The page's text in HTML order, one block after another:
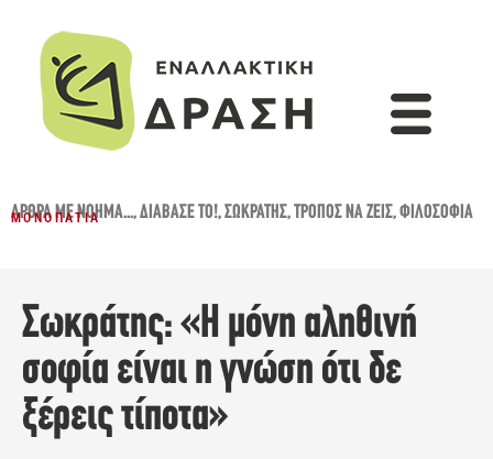
ΆΡΘΡΑ ΜΕ ΝΌΗΜΑ...,ΔΙΆΒΑΣΈ ΤΟ!,ΣΩΚΡΆΤΗΣ,ΤΡΌΠΟΣ ΝΑ ΖΕΙΣ,ΦΙΛΟΣΟΦΊΑ
ΜΟΝΟΠΆΤΙΑ
Σωκράτης: «Η μόνη αληθινή
σοφία είναι η γνώση ότι δε
ξέρεις τίποτα»